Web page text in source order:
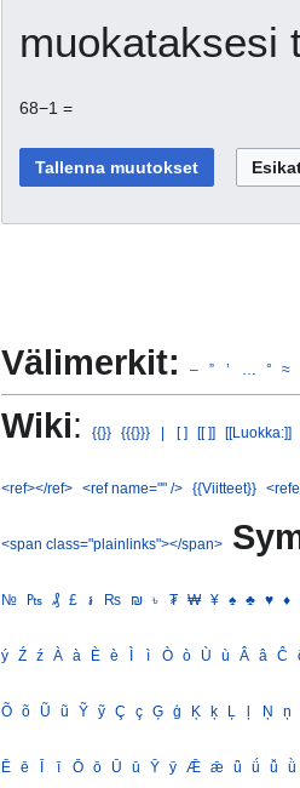
muokataksesi
68−1 =
Välimerkit: – ” ’ ° ≈
Wiki: {{}} {{{}}} | [ ] [[ ]] [[Luokka:]]
<ref></ref> <ref name="" /> {{Viitteet}}
<span class="plainlinks"></span>
№ ₧ ₰ £ ៛ ₨ ₪ ৳ ₮ ₩ ¥ ♠ ♣ ♥ ♦
ý Ź ź À à È è Ì ì Ò ò Ù ù Â â Ĉ
Õ õ Ũ ũ Ỹ ỹ Ç ç Ģ ģ Ķ ķ Ļ ļ Ņ ņ
Ē ē Ī ī Ō ō Ū ū Ȳ ȳ Ǣ ǣ ǖ ǘ ǚ ǜ